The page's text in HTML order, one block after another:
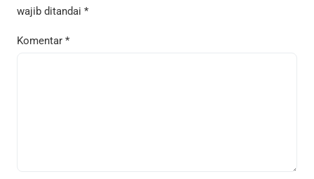
wajib ditandai *
Komentar *